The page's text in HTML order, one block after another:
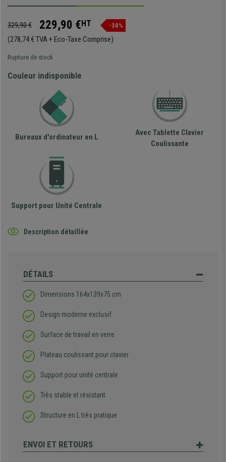
329,90 € 229,90 €HT -30%
(278,74 € TVA + Eco-Taxe Comprise)
Rupture de stock
Couleur indisponible
Bureaux d'ordinateur en L
Avec Tablette Clavier
Coulissante
Support pour Unité Centrale
Description détaillée
DÉTAILS
Dimensions 164x139x75 cm
Design moderne exclusif
Surface de travail en verre
Plateau coulissant pour clavier
Support pour unité centrale
Très stable et résistant
Structure en L très pratique
ENVOI ET RETOURS